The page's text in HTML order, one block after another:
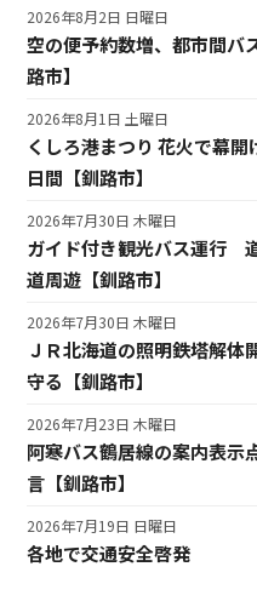
空の便予約数増、都市間
路市】
2026年8月2日 日曜日
くしろ港まつり 花火で幕
日間【釧路市】
2026年8月1日 土曜日
ガイド付き観光バス運行
道周遊【釧路市】
2026年7月30日 木曜日
ＪＲ北海道の照明鉄塔解
守る【釧路市】
2026年7月30日 木曜日
阿寒バス鶴居線の案内表
言【釧路市】
2026年7月23日 木曜日
各地で交通安全啓発
2026年7月19日 日曜日